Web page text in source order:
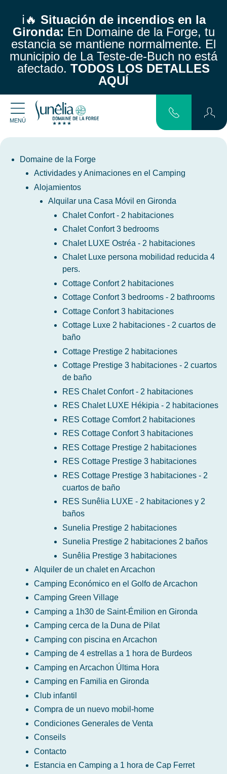
ℹ️🔥 Situación de incendios en la
Gironda: En Domaine de la Forge, tu
estancia se mantiene normalmente. El
municipio de La Teste-de-Buch no está
afectado. TODOS LOS DETALLES
AQUÍ
MENÚ
Domaine de la Forge
Actividades y Animaciones en el Camping
Alojamientos
Alquilar una Casa Móvil en Gironda
Chalet Confort - 2 habitaciones
Chalet Confort 3 bedrooms
Chalet LUXE Ostréa - 2 habitaciones
Chalet Luxe persona mobilidad reducida 4
pers.
Cottage Confort 2 habitaciones
Cottage Confort 3 bedrooms - 2 bathrooms
Cottage Confort 3 habitaciones
Cottage Luxe 2 habitaciones - 2 cuartos de
baño
Cottage Prestige 2 habitaciones
Cottage Prestige 3 habitaciones - 2 cuartos
de baño
RES Chalet Confort - 2 habitaciones
RES Chalet LUXE Hékipia - 2 habitaciones
RES Cottage Comfort 2 habitaciones
RES Cottage Confort 3 habitaciones
RES Cottage Prestige 2 habitaciones
RES Cottage Prestige 3 habitaciones
RES Cottage Prestige 3 habitaciones - 2
cuartos de baño
RES Sunêlia LUXE - 2 habitaciones y 2
baños
Sunelia Prestige 2 habitaciones
Sunelia Prestige 2 habitaciones 2 baños
Sunêlia Prestige 3 habitaciones
Alquiler de un chalet en Arcachon
Camping Económico en el Golfo de Arcachon
Camping Green Village
Camping a 1h30 de Saint-Émilion en Gironda
Camping cerca de la Duna de Pilat
Camping con piscina en Arcachon
Camping de 4 estrellas a 1 hora de Burdeos
Camping en Arcachon Última Hora
Camping en Familia en Gironda
Club infantil
Compra de un nuevo mobil-home
Condiciones Generales de Venta
Conseils
Contacto
Estancia en Camping a 1 hora de Cap Ferret